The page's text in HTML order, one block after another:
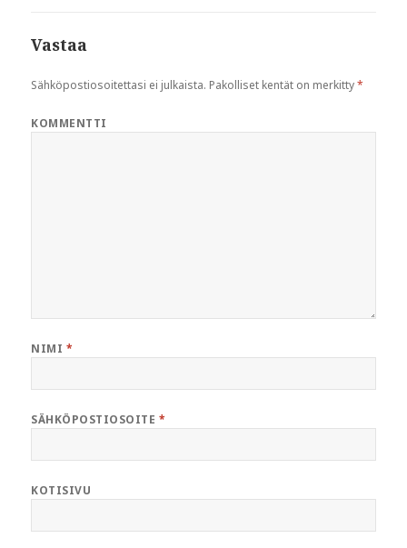
Vastaa
Sähköpostiosoitettasi ei julkaista. Pakolliset kentät on merkitty*
KOMMENTTI
NIMI *
SÄHKÖPOSTIOSOITE *
KOTISIVU